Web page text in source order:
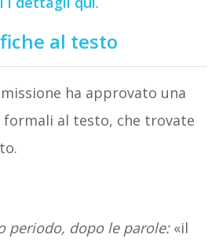
al testo
ha approvato una
formali al testo, che trovate
periodo, dopo le parole:«il